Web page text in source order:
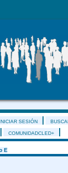
INICIAR SESIÓN
COMUNIDADCLED+
E